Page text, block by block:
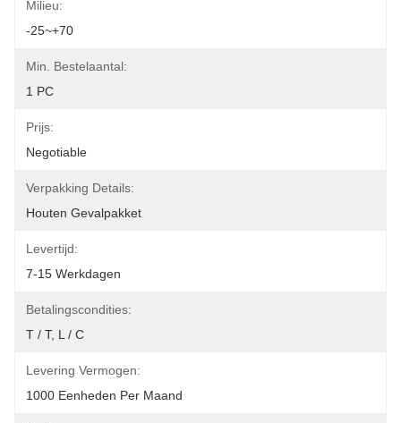
Milieu:
-25~+70
Min. Bestelaantal:
1 PC
Prijs:
Negotiable
Verpakking Details:
Houten Gevalpakket
Levertijd:
7-15 Werkdagen
Betalingscondities:
T / T, L / C
Levering Vermogen:
1000 Eenheden Per Maand